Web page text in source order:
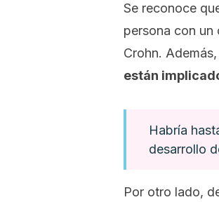
Se reconoce
persona con un
Crohn.
están
Habría
desarrollo
Por otro lado,